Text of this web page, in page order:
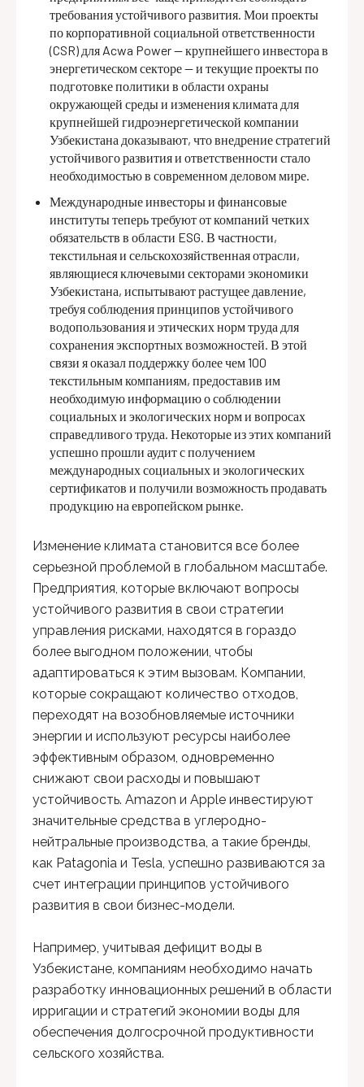
требования устойчивого развития. Мои проекты
по корпоративной социальной ответственности
(CSR) для Acwa Power — крупнейшего инвестора в
энергетическом секторе — и текущие проекты по
подготовке политики в области охраны
окружающей среды и изменения климата для
крупнейшей гидроэнергетической компании
Узбекистана доказывают, что внедрение стратегий
устойчивого развития и ответственности стало
необходимостью в современном деловом мире.
Международные инвесторы и финансовые
институты теперь требуют от компаний четких
обязательств в области ESG. В частности,
текстильная и сельскохозяйственная отрасли,
являющиеся ключевыми секторами экономики
Узбекистана, испытывают растущее давление,
требуя соблюдения принципов устойчивого
водопользования и этических норм труда для
сохранения экспортных возможностей. В этой
связи я оказал поддержку более чем 100
текстильным компаниям, предоставив им
необходимую информацию о соблюдении
социальных и экологических норм и вопросах
справедливого труда. Некоторые из этих компаний
успешно прошли аудит с получением
международных социальных и экологических
сертификатов и получили возможность продавать
продукцию на европейском рынке.
Изменение климата становится все более
серьезной проблемой в глобальном масштабе.
Предприятия, которые включают вопросы
устойчивого развития в свои стратегии
управления рисками, находятся в гораздо
более выгодном положении, чтобы
адаптироваться к этим вызовам. Компании,
которые сокращают количество отходов,
переходят на возобновляемые источники
энергии и используют ресурсы наиболее
эффективным образом, одновременно
снижают свои расходы и повышают
устойчивость. Amazon и Apple инвестируют
значительные средства в углеродно-
нейтральные производства, а такие бренды,
как Patagonia и Tesla, успешно развиваются за
счет интеграции принципов устойчивого
развития в свои бизнес-модели.
Например, учитывая дефицит воды в
Узбекистане, компаниям необходимо начать
разработку инновационных решений в области
ирригации и стратегий экономии воды для
обеспечения долгосрочной продуктивности
сельского хозяйства.